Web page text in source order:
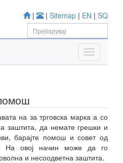
| | Sitemap | EN | SQ
на за трговска марка а со
заштита, да немате грешки и
барајте помош и совет од
На овој начин може да го
и несоодветна заштита.